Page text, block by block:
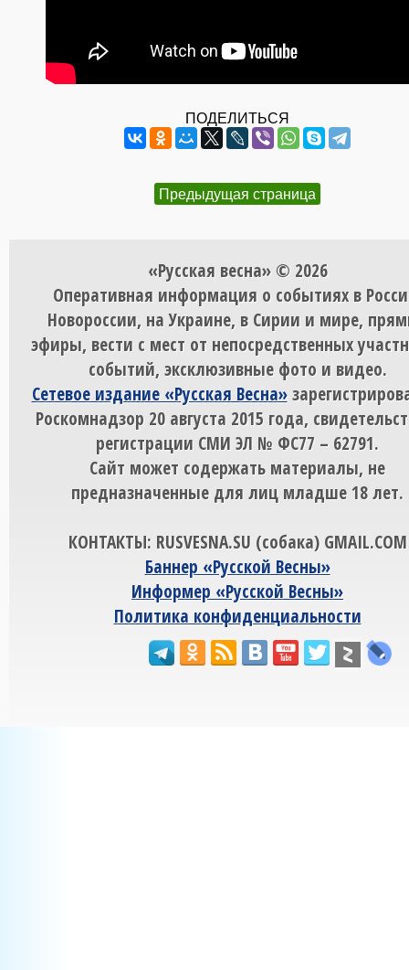
ПОДЕЛИТЬСЯ
Предыдущая страница
«Русская весна» © 2026
Оперативная информация о событиях в
Новороссии, на Украине, в Сирии и мире,
эфиры, вести с мест от непосредственных
событий, эксклюзивные фото и видео.
Сетевое издание «Русская Весна»
Роскомнадзор 20 августа 2015 года,
регистрации СМИ ЭЛ № ФС77 – 62791.
Сайт может содержать материалы, не
предназначенные для лиц младше 18 лет.
КОНТАКТЫ: RUSVESNA.SU (собака) GMAIL.COM
Баннер «Русской Весны»
Информер «Русской Весны»
Политика конфиденциальности